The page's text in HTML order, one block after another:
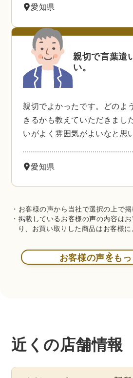
愛知県
親切で言葉遣
い。
親切でよかったです。どのよ
きるかも教えていただきまし
いがよく雰囲気がよいなと思
愛知県
・お客様の声から当社で選択の上で掲
・掲載しているお客様の声の内容は
り、お買い取りした商品はお客様に
お客様の声をも
近くの店舗情報